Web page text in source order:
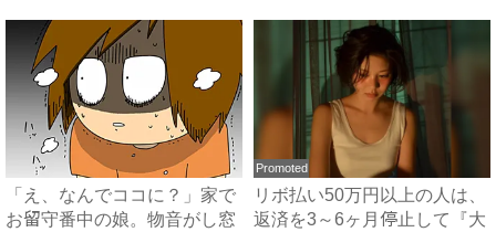
「え、なんでココに？」家で
お留守番中の娘。物音がし窓
Promoted
リボ払い50万円以上の人は、
返済を3～6ヶ月停止して『大